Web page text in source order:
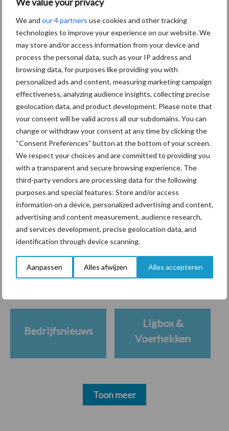
We and our 4 partners use cookies and other tracking
technologies to improve your experience on our website. We
may store and/or access information from your device and
process the personal data, such as your IP address and
browsing data, for purposes like providing you with
personalized ads and content, measuring marketing campaign
effectiveness, analyzing audience insights, collecting precise
geolocation data, and product development. Please note that
your consent will be valid across all our subdomains. You can
change or withdraw your consent at any time by clicking the
“Consent Preferences” button at the bottom of your screen.
We respect your choices and are committed to providing you
with a transparent and secure browsing experience. The
third-party vendors are processing data for the following
purposes and special features: Store and/or access
information on a device, personalized advertising and content,
advertising and content measurement, audience research,
and services development, precise geolocation data, and
identification through device scanning.
Aanpassen Alles afwijzen Alles accepteren
Grondstoffenmarkt blijft
grillig: droogte en
geopolitiek houden handel
in de greep
De speenhuid: een vaak
onderschatte risicofactor
voor mastitis
ForFarmers ziet volume en
marktaandeel groeien in
krimpende Nederlandse
markt
Themapagina's
Diergezondheid Bemesting Fokkerij
Bedrijfsnieuws
Ligbox &
Voerhekken
Toon meer